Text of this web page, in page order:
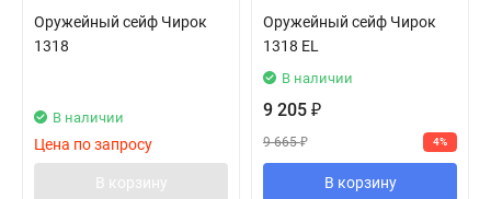
Оружейный сейф Чирок
1318
В наличии
Цена по запросу
В корзину
Оружейный сейф Чирок
1318 EL
В наличии
9 205 ₽
9 665₽ 4%
В корзину